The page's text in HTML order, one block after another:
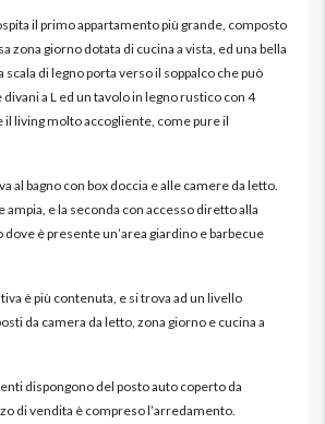
il primo appartamento più grande, composto
zona giorno dotata di cucina a vista, ed una bella
scala di legno porta verso il soppalco che può
a L ed un tavolo in legno rustico con 4
il living molto accogliente, come pure il
al bagno con box doccia e alle camere da letto.
e la seconda con accesso diretto alla
è presente un’area giardino e barbecue
è più contenuta, e si trova ad un livello
da camera da letto, zona giorno e cucina a
dispongono del posto auto coperto da
di vendita è compreso l’arredamento.